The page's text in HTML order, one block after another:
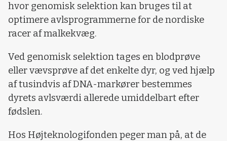
hvor genomisk selektion kan bruges til at
optimere avlsprogrammerne for de nordiske
racer af malkekvæg.
Ved genomisk selektion tages en blodprøve
eller vævsprøve af det enkelte dyr, og ved hjælp
af tusindvis af DNA-markører bestemmes
dyrets avlsværdi allerede umiddelbart efter
fødslen.
Hos Højteknologifonden peger man på, at de